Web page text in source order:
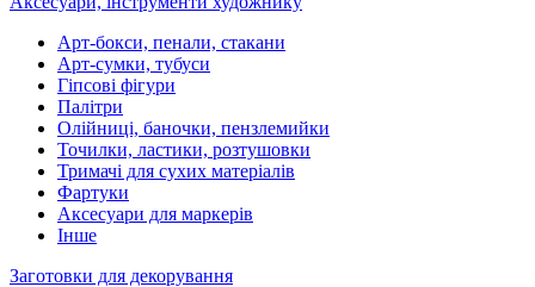
Арт-бокси, пенали, стакани
Арт-сумки, тубуси
Гіпсові фігури
Палітри
Олійниці, баночки, пензлемийки
Точилки, ластики, розтушовки
Тримачі для сухих матеріалів
Фартуки
Аксесуари для маркерів
Інше
Заготовки для декорування